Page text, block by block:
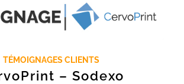
TÉMOIGNAGES CLIENTS
– Sodexo